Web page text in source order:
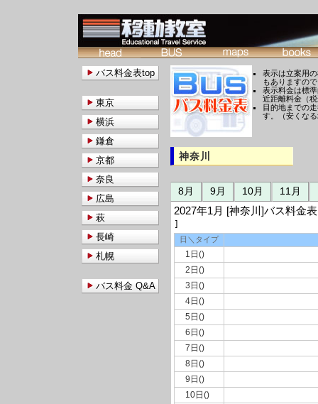
表示は立案用
もありますの
表示料金は標
近距離料金（
目的地までの
す。（安くな
神奈川
8月 9月 10月 11月
2027年1月 [神奈川]バス料
]
日＼タイプ
1日()
2日()
3日()
4日()
5日()
6日()
7日()
8日()
9日()
10日()
バス料金表top
東京
横浜
鎌倉
京都
奈良
広島
萩
長崎
札幌
バス料金 Q&A